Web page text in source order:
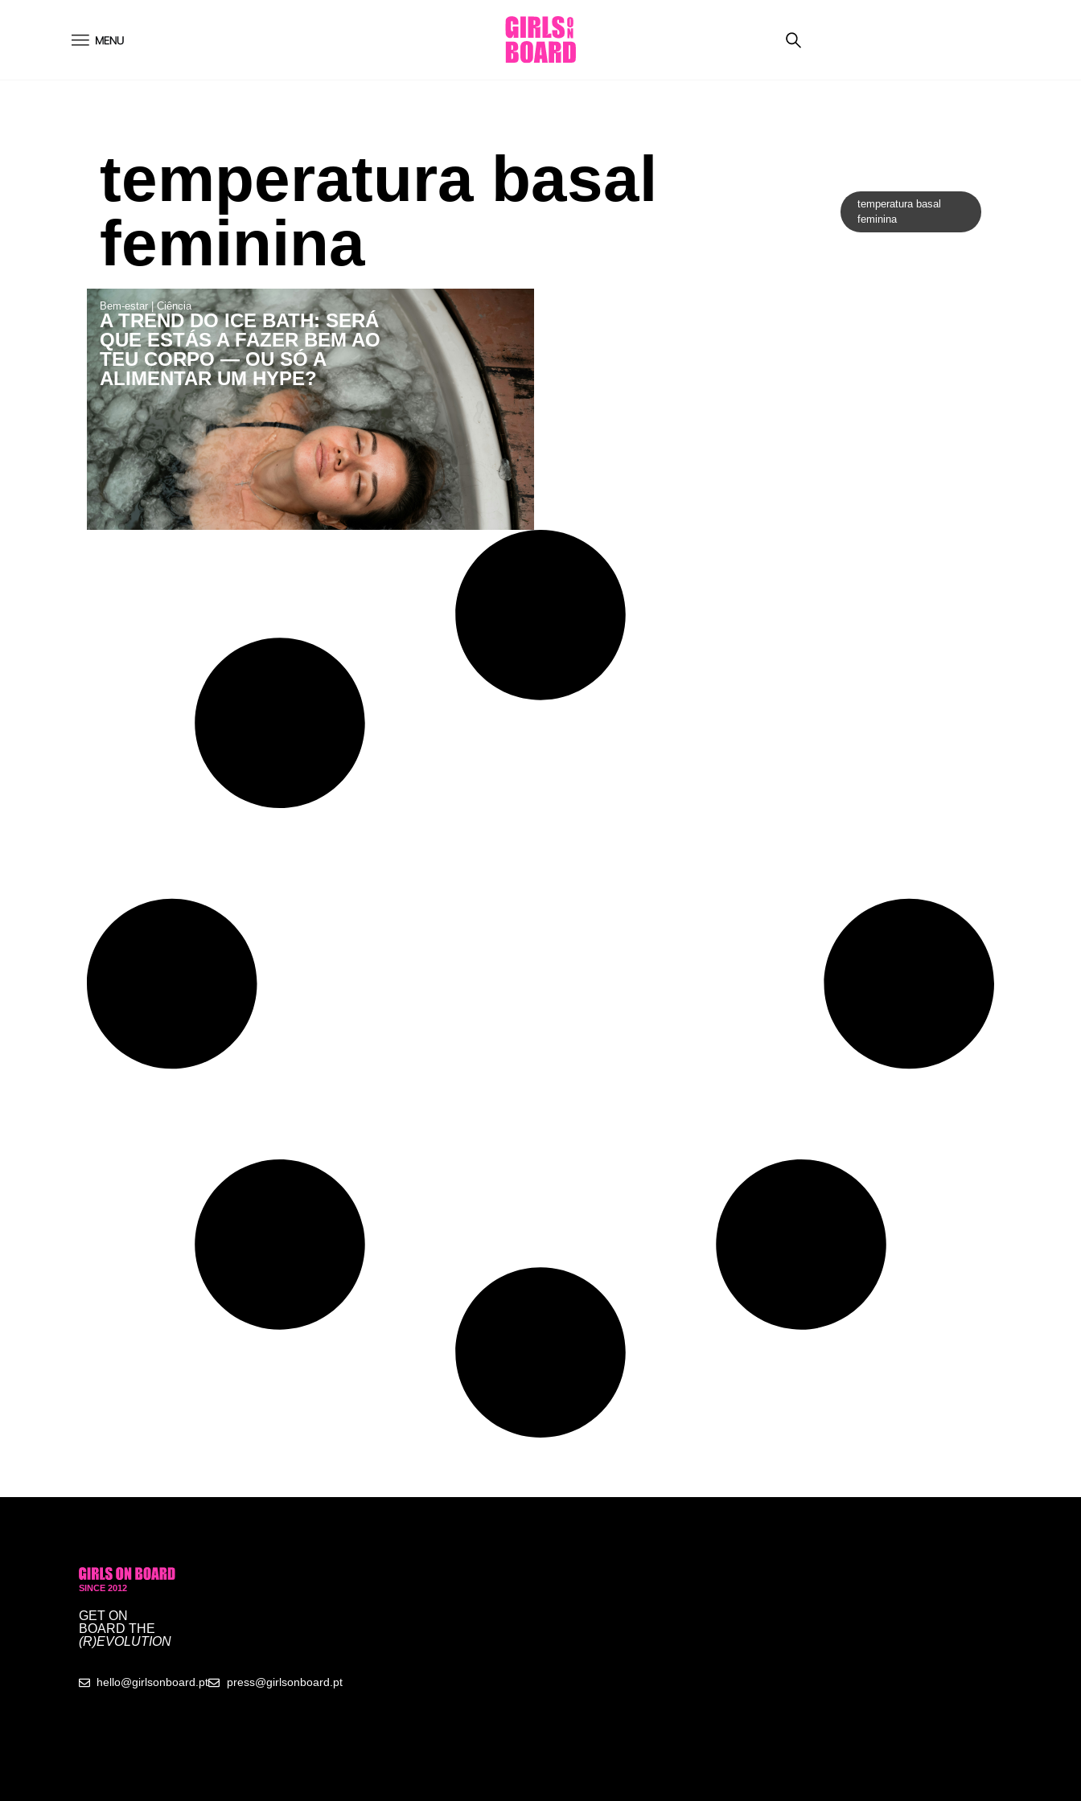
temperatura basal
feminina
temperatura basal
feminina
Bem-estar|Ciência
A TREND DO ICE BATH: SERÁ
QUE ESTÁS A FAZER BEM AO
TEU CORPO — OU SÓ A
ALIMENTAR UM HYPE?
SINCE 2012
GET ON
BOARD THE
(R)EVOLUTION
hello@girlsonboard.pt press@girlsonboard.pt